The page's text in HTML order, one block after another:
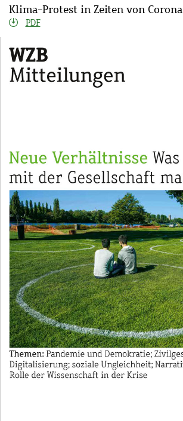
Klima-Protest in Zeiten von Corona
PDF